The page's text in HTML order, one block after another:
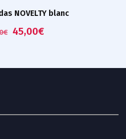
NOVELTY blanc
€ 45,00€